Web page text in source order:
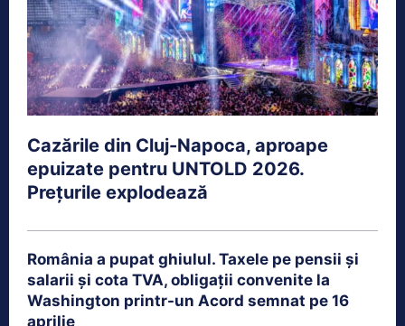
Cazările din Cluj-Napoca, aproape
epuizate pentru UNTOLD 2026.
Prețurile explodează
România a pupat ghiulul. Taxele pe pensii și
salarii și cota TVA, obligații convenite la
Washington printr-un Acord semnat pe 16
aprilie